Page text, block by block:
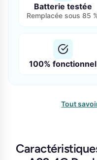
Batterie testée
Remplacée sous 85
100% fonctionnel
Tout